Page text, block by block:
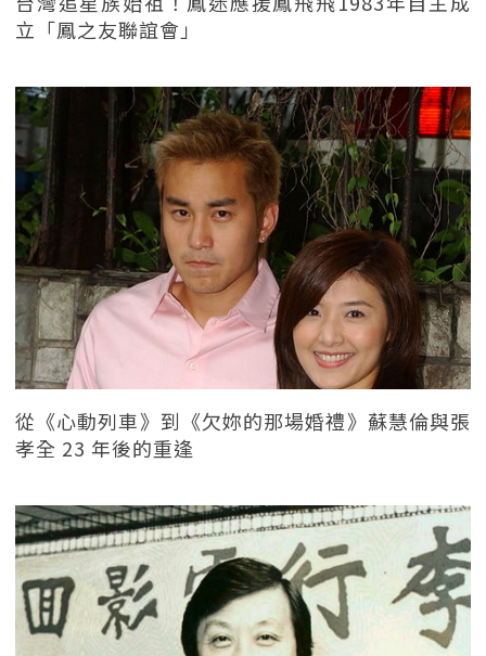
立「鳳之友聯誼會」
從《心動列車》到《欠妳的那場婚禮》蘇慧倫與張
孝全 23 年後的重逢